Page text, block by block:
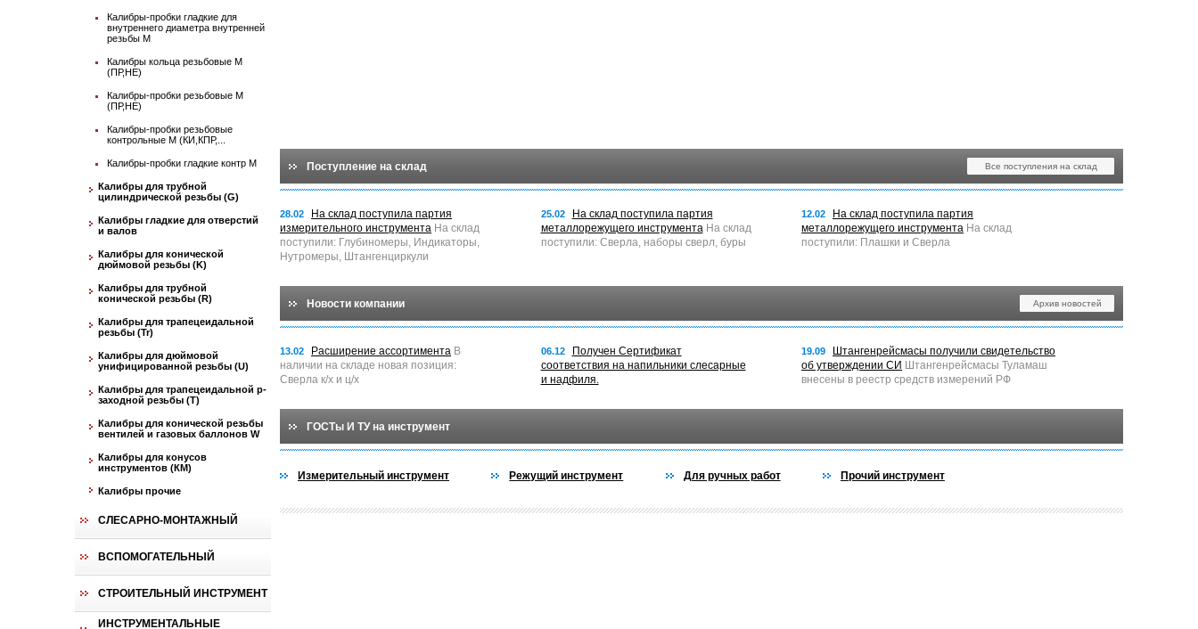
Калибры-пробки гладкие для
внутреннего диаметра внутренней
резьбы М
Калибры кольца резьбовые М
(ПР,НЕ)
Калибры-пробки резьбовые М
(ПР,НЕ)
Калибры-пробки резьбовые
контрольные М (КИ,КПР,...
Калибры-пробки гладкие контр М
Калибры для трубной
цилиндрической резьбы (G)
Калибры гладкие для отверстий
и валов
Калибры для конической
дюймовой резьбы (K)
Калибры для трубной
конической резьбы (R)
Калибры для трапецеидальной
резьбы (Tr)
Калибры для дюймовой
унифицированной резьбы (U)
Калибры для трапецеидальной p-
заходной резьбы (T)
Калибры для конической резьбы
вентилей и газовых баллонов W
Калибры для конусов
инструментов (КМ)
Калибры прочие
СЛЕСАРНО-МОНТАЖНЫЙ
ВСПОМОГАТЕЛЬНЫЙ
СТРОИТЕЛЬНЫЙ ИНСТРУМЕНТ
ИНСТРУМЕНТАЛЬНЫЕ
Поступление на склад Все поступления на склад
28.02
На склад поступила партия
измерительного инструмента На склад
поступили: Глубиномеры, Индикаторы,
Нутромеры, Штангенциркули
25.02
На склад поступила партия
металлорежущего инструментаНа склад
поступили: Сверла, наборы сверл, буры
12.02
На склад поступила партия
металлорежущего инструмента На склад
поступили: Плашки и Сверла
Новости компании Архив новостей
13.02 Расширение ассортимента В
наличии на складе новая позиция:
Сверла к/х и ц/х
06.12
Получен Сертификат
соответствия на напильники слесарные
и надфиля.
19.09
Штангенрейсмасы получили свидетельство
об утверждении СИ Штангенрейсмасы Туламаш
внесены в реестр средств измерений РФ
ГОСТы И ТУ на инструмент
Измерительный инструмент Режущий инструмент Для ручных работ Прочий инструмент